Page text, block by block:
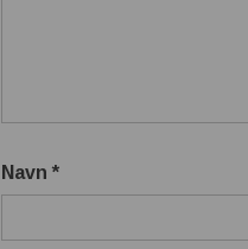
Navn*